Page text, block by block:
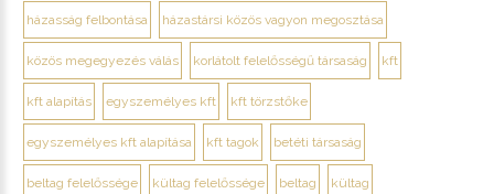
házasság felbontása házastársi közös vagyon megosztása
közös megegyezés válás korlátolt felelősségű társaság kft
kft alapítás egyszemélyes kft kft törzstőke
egyszemélyes kft alapítása kft tagok betéti társaság
beltag felelőssége kültag felelőssége beltag kültag